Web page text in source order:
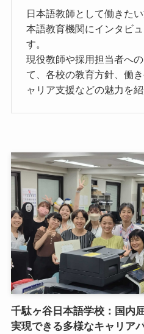
日本語教師として働きた
本語教育機関にインタビ
す。
現役教師や採用担当者へ
て、各校の教育方針、働
ャリア支援などの魅力を紹
千駄ヶ谷日本語学校：国内
実現できる多様なキャリア